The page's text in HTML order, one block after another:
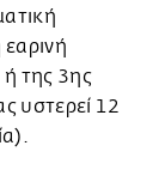
ή της 3ης
υστερεί 12